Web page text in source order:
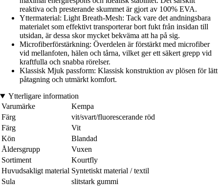
reaktiva och presterande skummet är gjort av 100% EVA.
Yttermaterial: Light Breath-Mesh: Tack vare det andningsbara
materialet som effektivt transporterar bort fukt från insidan till
utsidan, är dessa skor mycket bekväma att ha på sig.
Microfiberförstärkning: Överdelen är förstärkt med microfiber
vid mellanfoten, hälen och tårna, vilket ger ett säkert grepp vid
kraftfulla och snabba rörelser.
Klassisk Mjuk passform: Klassisk konstruktion av plösen för lätt
påtagning och utmärkt komfort.
Ytterligare information
Varumärke
Kempa
Färg
vit/svart/fluorescerande röd
Färg
Vit
Kön
Blandad
Åldersgrupp
Vuxen
Sortiment
Kourtfly
Huvudsakligt material Syntetiskt material / textil
Sula
slitstark gummi